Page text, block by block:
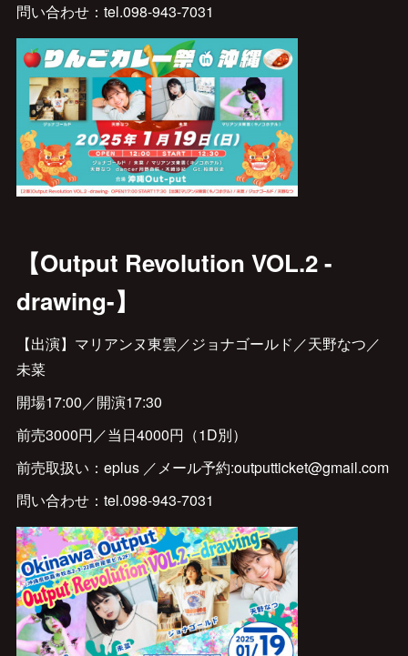
問い合わせ：tel.098-943-7031
【Output Revolution VOL.2 -
drawing-】
【出演】マリアンヌ東雲／ジョナゴールド／天野なつ／
未菜
開場17:00／開演17:30
前売3000円／当日4000円（1D別）
前売取扱い：eplus ／メール予約:outputticket@gmail.com
問い合わせ：tel.098-943-7031